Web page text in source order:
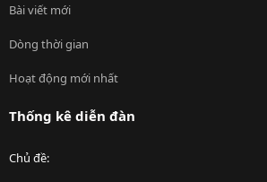
Bài viết mới
Dòng thời gian
Hoạt động mới nhất
Thống kê diễn đàn
Chủ đề